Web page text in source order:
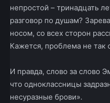
непростой – тринадцать
разговор по душам?
носом, со всех сторон
Кажется, проблема не так
И правда, слово за слово
что одноклассницы
несуразные брови».